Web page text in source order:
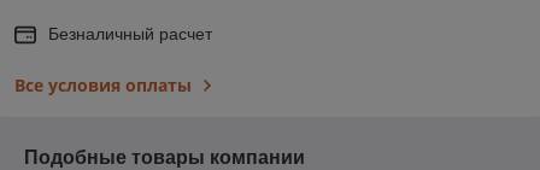
Безналичный расчет
Все условия оплаты
Подобные товары компании